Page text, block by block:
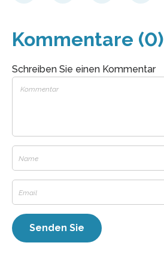
Kommentare (0)
Schreiben Sie einen Kommentar